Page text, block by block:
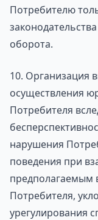
Потребителю
оборота.
10. Организация
осуществления
Потребителя
нарушения
поведения при
предполагаемым
Потребителя,
урегулирования